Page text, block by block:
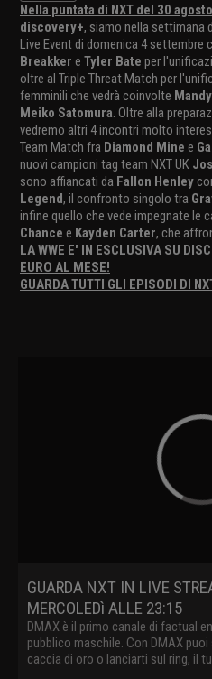
Nella puntata di NXT del 30
discovery+, siamo nella settimana
Live Event di domenica 4 settembre
Breakker e Tyler Bate per
oltre al Triple Threat Match per
femminili che vedrà coinvolte
Meiko Satomura. Oltre alla
vedremo altri 4 incontri molto
Team Match fra Diamond Mine e
nuovi campioni tag team NXT UK
sono affiancati da Fallon Henley
Legend, il confronto singolo tra
infine quello che vede impegnate le
Chance e Kayden Carter, che
LA WWE E' IN ESCLUSIVA SU
EURO AL MESE!
GUARDA TUTTI GLI EPISODI DI
GUARDA NXT IN LIVE
MERCOLEDì ALLE 23:15
DMAX è il primo canale di factual
pubblico maschile. Con DMAX
caccia di oro o lanciarti sul ring, il